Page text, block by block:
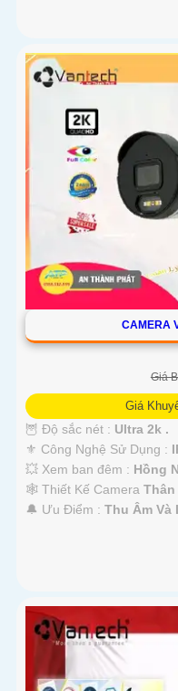
CAMERA
Giá
Giá
🦉 Độ sắc nét : Ultra 2k .
⚜️ Công Nghệ Sử Dụng :
💥 Xem ban đêm : Hồng
🕸️ Thiết Kế Camera Thân
️🔔 Ưu Điểm : Thu Âm Và